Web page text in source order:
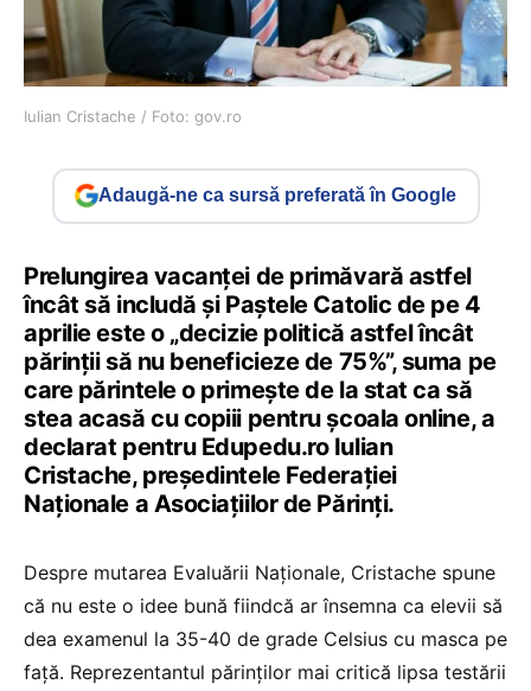
Iulian Cristache / Foto: gov.ro
Adaugă-ne ca sursă preferată în Google
Prelungirea vacanței de primăvară astfel
încât să includă și Paștele Catolic de pe 4
aprilie este o „decizie politică astfel încât
părinții să nu beneficieze de 75%”, suma pe
care părintele o primește de la stat ca să
stea acasă cu copiii pentru școala online, a
declarat pentru Edupedu.ro Iulian
Cristache, președintele Federaţiei
Naţionale a Asociaţiilor de Părinţi.
Despre mutarea Evaluării Naționale, Cristache spune
că nu este o idee bună fiindcă ar însemna ca elevii să
dea examenul la 35-40 de grade Celsius cu masca pe
față. Reprezentantul părinților mai critică lipsa testării